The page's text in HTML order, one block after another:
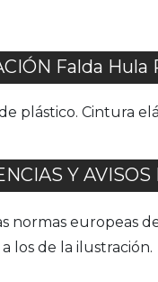
Falda Hula
plástico. Cintura
Y AVISOS
normas europeas
los de la ilustración.